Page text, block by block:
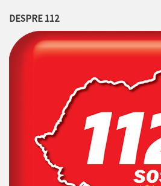
DESPRE 112